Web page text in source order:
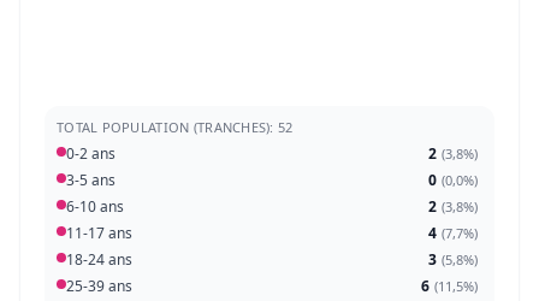
TOTAL POPULATION (TRANCHES): 52
0-2 ans 2 (3,8%)
3-5 ans 0 (0,0%)
6-10 ans 2 (3,8%)
11-17 ans 4 (7,7%)
18-24 ans 3 (5,8%)
25-39 ans 6 (11,5%)